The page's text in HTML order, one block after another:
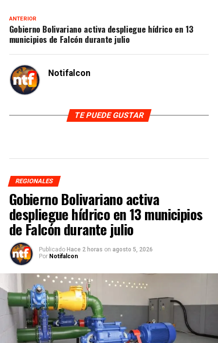
ANTERIOR
Gobierno Bolivariano activa despliegue hídrico en 13
municipios de Falcón durante julio
Notifalcon
TE PUEDE GUSTAR
REGIONALES
Gobierno Bolivariano activa
despliegue hídrico en 13 municipios
de Falcón durante julio
Publicado Hace 2 horas on agosto 5, 2026
Por Notifalcon